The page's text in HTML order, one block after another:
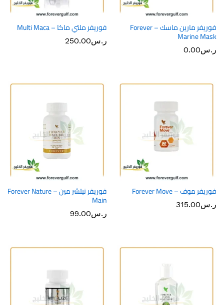
فوريفر مارين ماسك – Forever
Marine Mask
ر.س0.00
فوريفر ملتي ماكا – Multi Maca
ر.س250.00
فوريفر موف – Forever Move
ر.س315.00
فوريفر نيتشر مين – Forever Nature
Main
ر.س99.00